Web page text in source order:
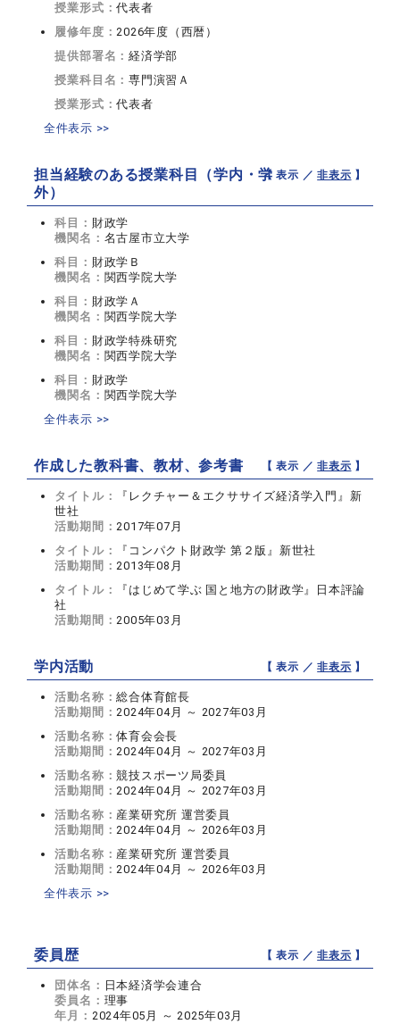
授業形式：代表者
履修年度：2026年度（西暦）
提供部署名：経済学部
授業科目名：専門演習Ａ
授業形式：代表者
全件表示 >>
担当経験のある授業科目（学内・学
外）
【 表示 ／非表示 】
科目： 財政学
機関名： 名古屋市立大学
科目： 財政学Ｂ
機関名： 関西学院大学
科目： 財政学Ａ
機関名： 関西学院大学
科目： 財政学特殊研究
機関名： 関西学院大学
科目： 財政学
機関名： 関西学院大学
全件表示 >>
作成した教科書、教材、参考書 【 表示 ／非表示 】
タイトル：
『レクチャー＆エクササイズ経済学入門』新
世社
活動期間：2017年07月
タイトル：
『コンパクト財政学 第２版』新世社
活動期間：2013年08月
タイトル：
『はじめて学ぶ 国と地方の財政学』日本評論
社
活動期間：2005年03月
学内活動 【 表示 ／非表示 】
活動名称：総合体育館長
活動期間：2024年04月 ～ 2027年03月
活動名称：体育会会長
活動期間：2024年04月 ～ 2027年03月
活動名称：競技スポーツ局委員
活動期間：2024年04月 ～ 2027年03月
活動名称： 産業研究所 運営委員
活動期間：2024年04月 ～ 2026年03月
活動名称： 産業研究所 運営委員
活動期間：2024年04月 ～ 2026年03月
全件表示 >>
委員歴 【 表示 ／非表示 】
団体名： 日本経済学会連合
委員名： 理事
年月： 2024年05月 ～ 2025年03月